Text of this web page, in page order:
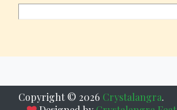
Copyright © 2026 Crystalangra.